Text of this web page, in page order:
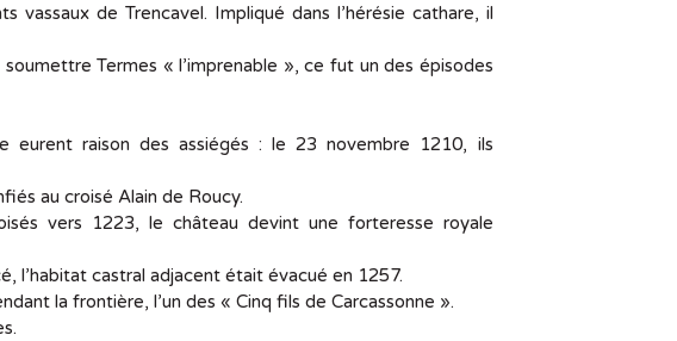
vassaux de Trencavel. Impliqué dans l’hérésie cathare, il
Termes « l’imprenable », ce fut un des épisodes
eurent raison des assiégés : le 23 novembre 1210, ils
au croisé Alain de Roucy.
vers 1223, le château devint une forteresse royale
l’habitat castral adjacent était évacué en 1257.
la frontière, l’un des « Cinq fils de Carcassonne ».